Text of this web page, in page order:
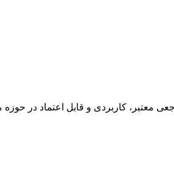
کاربردی و قابل اعتماد در